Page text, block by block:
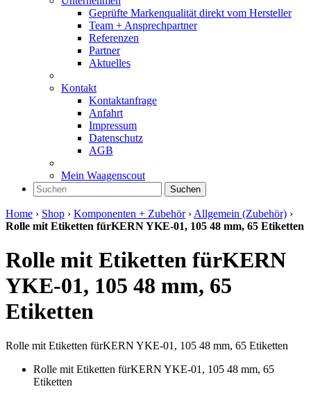
Geprüfte Markenqualität direkt vom Hersteller
Team + Ansprechpartner
Referenzen
Partner
Aktuelles
Kontakt
Kontaktanfrage
Anfahrt
Impressum
Datenschutz
AGB
Mein Waagenscout
Suchen
Home › Shop › Komponenten + Zubehör› Allgemein (Zubehör) ›
Rolle mit Etiketten fürKERN YKE-01, 105 48 mm, 65 Etiketten
Rolle mit Etiketten fürKERN
YKE-01, 105 48 mm, 65
Etiketten
Rolle mit Etiketten fürKERN YKE-01, 105 48 mm, 65 Etiketten
Rolle mit Etiketten fürKERN YKE-01, 105 48 mm, 65
Etiketten